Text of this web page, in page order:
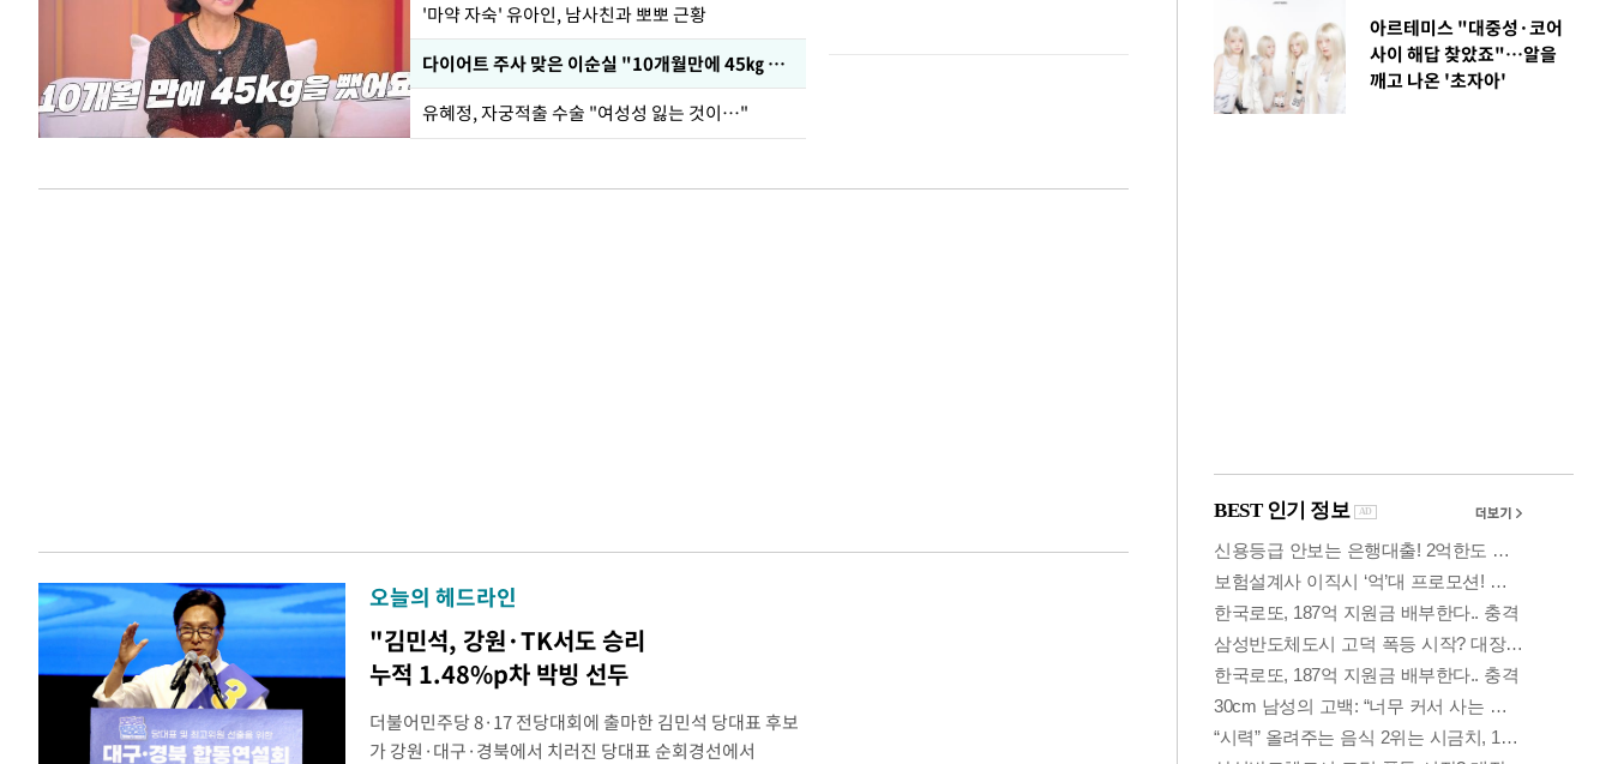
'마약 자숙' 유아인, 남사친과 뽀뽀 근황
다이어트 주사 맞은 이순실 "10개월만에 45㎏ 감량"
유혜정, 자궁적출 수술 "여성성 잃는 것이…"
오늘의 헤드라인
"김민석, 강원·TK서도 승리
누적 1.48%p차 박빙 선두
더불어민주당 8·17 전당대회에 출마한 김민석 당대표 후보
가 강원·대구·경북에서 치러진 당대표 순회경선에서
아르테미스 "대중성·코어
사이 해답 찾았죠"…알을
깨고 나온 '초자아'